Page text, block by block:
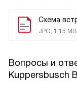
Схема
JPG, 1.15 MB
Вопросы и
Kuppersbusch